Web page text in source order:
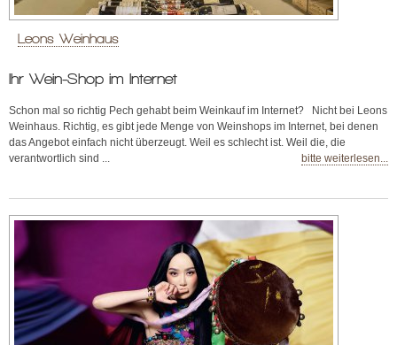
Leons Weinhaus
Ihr Wein-Shop im Internet
Schon mal so richtig Pech gehabt beim Weinkauf im Internet? Nicht bei Leons
Weinhaus. Richtig, es gibt jede Menge von Weinshops im Internet, bei denen
das Angebot einfach nicht überzeugt. Weil es schlecht ist. Weil die, die
verantwortlich sind ...
bitte weiterlesen...